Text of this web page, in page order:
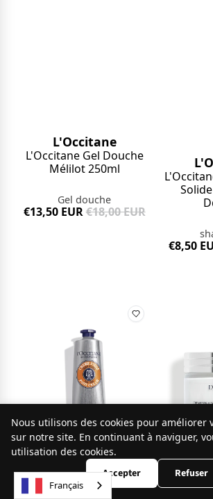
L'Occitane
L'Occitane Gel Douche
Mélilot 250ml
Gel douche
€13,50 EUR€18,00 EUR
€8,50
Nous utilisons des cookies pour améliorer
sur notre site. En continuant à naviguer,
utilisation des cookies.
Accepter Refuser
Français
9.8 /10
251 avis